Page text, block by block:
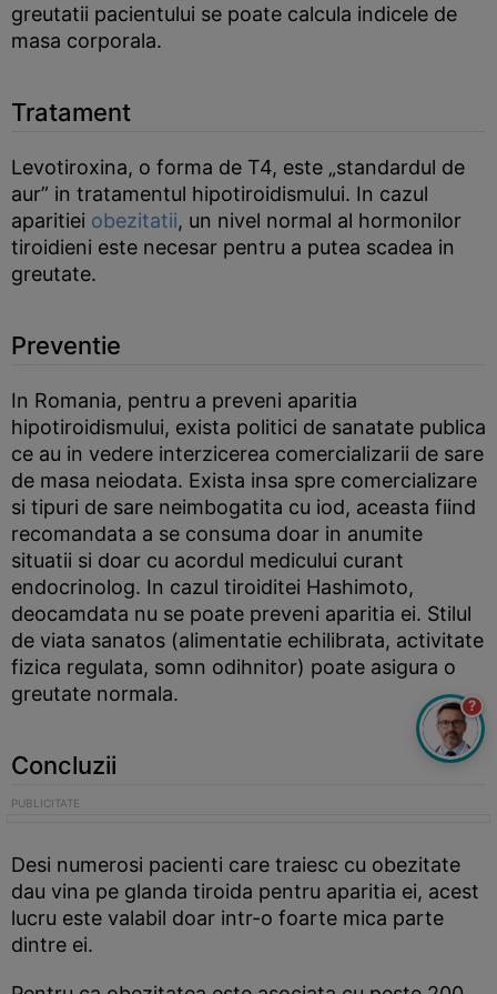
greutatii pacientului se poate calcula indicele de
masa corporala.
Tratament
Levotiroxina, o forma de T4, este „standardul de
aur” in tratamentul hipotiroidismului. In cazul
aparitiei obezitatii, un nivel normal al hormonilor
tiroidieni este necesar pentru a putea scadea in
greutate.
Preventie
In Romania, pentru a preveni aparitia
hipotiroidismului, exista politici de sanatate publica
ce au in vedere interzicerea comercializarii de sare
de masa neiodata. Exista insa spre comercializare
si tipuri de sare neimbogatita cu iod, aceasta fiind
recomandata a se consuma doar in anumite
situatii si doar cu acordul medicului curant
endocrinolog. In cazul tiroiditei Hashimoto,
deocamdata nu se poate preveni aparitia ei. Stilul
de viata sanatos (alimentatie echilibrata, activitate
fizica regulata, somn odihnitor) poate asigura o
greutate normala.
Concluzii
Desi numerosi pacienti care traiesc cu obezitate
dau vina pe glanda tiroida pentru aparitia ei, acest
lucru este valabil doar intr-o foarte mica parte
dintre ei.
?